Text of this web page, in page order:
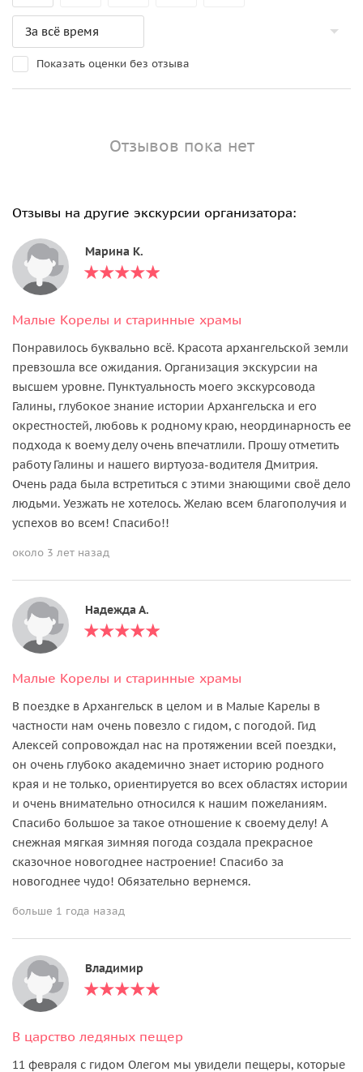
Показать оценки без отзыва
Отзывов пока нет
Отзывы на другие экскурсии организатора:
Марина К.
Малые Корелы и старинные храмы
Понравилось буквально всё. Красота архангельской земли
превзошла все ожидания. Организация экскурсии на
высшем уровне. Пунктуальность моего экскурсовода
Галины, глубокое знание истории Архангельска и его
окрестностей, любовь к родному краю, неординарность ее
подхода к воему делу очень впечатлили. Прошу отметить
работу Галины и нашего виртуоза-водителя Дмитрия.
Очень рада была встретиться с этими знающими своё дело
людьми. Уезжать не хотелось. Желаю всем благополучия и
успехов во всем! Спасибо!!
около 3 лет назад
Надежда А.
Малые Корелы и старинные храмы
В поездке в Архангельск в целом и в Малые Карелы в
частности нам очень повезло с гидом, с погодой. Гид
Алексей сопровождал нас на протяжении всей поездки,
он очень глубоко академично знает историю родного
края и не только, ориентируется во всех областях истории
и очень внимательно относился к нашим пожеланиям.
Спасибо большое за такое отношение к своему делу! А
снежная мягкая зимняя погода создала прекрасное
сказочное новогоднее настроение! Спасибо за
новогоднее чудо! Обязательно вернемся.
больше 1 года назад
Владимир
В царство ледяных пещер
11 февраля с гидом Олегом мы увидели пещеры, которые